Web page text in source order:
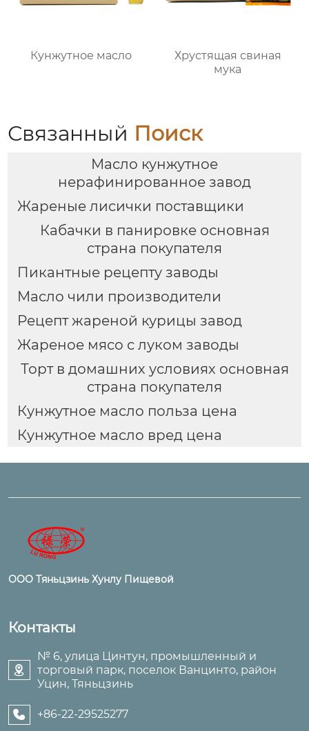
Кунжутное масло
Хрустящая свиная
мука
Связанный Поиск
Масло кунжутное
нерафинированное завод
Жареные лисички поставщики
Кабачки в панировке основная
страна покупателя
Пикантные рецепту заводы
Масло чили производители
Рецепт жареной курицы завод
Жареное мясо с луком заводы
Торт в домашних условиях основная
страна покупателя
Кунжутное масло польза цена
Кунжутное масло вред цена
ООО Тяньцзинь Хунлу Пищевой
Контакты

№ 6, улица Цинтун, промышленный и
торговый парк, поселок Ванцинто, район
Уцин, Тяньцзинь
 +86-22-29525277